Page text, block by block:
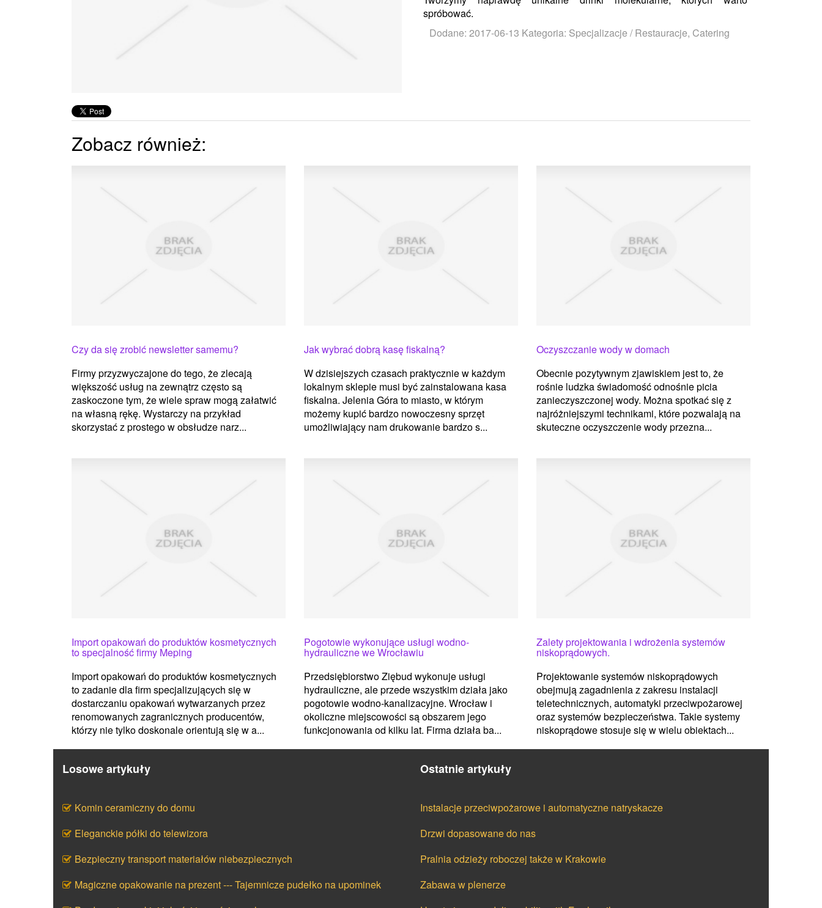
spróbować.
Dodane: 2017-06-13 Kategoria: Specjalizacje / Restauracje, Catering
Zobacz również:
Czy da się zrobić newsletter samemu?
Firmy przyzwyczajone do tego, że zlecają
większość usług na zewnątrz często są
zaskoczone tym, że wiele spraw mogą załatwić
na własną rękę. Wystarczy na przykład
skorzystać z prostego w obsłudze narz...
Jak wybrać dobrą kasę fiskalną?
W dzisiejszych czasach praktycznie w każdym
lokalnym sklepie musi być zainstalowana kasa
fiskalna. Jelenia Góra to miasto, w którym
możemy kupić bardzo nowoczesny sprzęt
umożliwiający nam drukowanie bardzo s...
Oczyszczanie wody w domach
Obecnie pozytywnym zjawiskiem jest to, że
rośnie ludzka świadomość odnośnie picia
zanieczyszczonej wody. Można spotkać się z
najróżniejszymi technikami, które pozwalają na
skuteczne oczyszczenie wody przezna...
Import opakowań do produktów kosmetycznych
to specjalność firmy Meping
Import opakowań do produktów kosmetycznych
to zadanie dla firm specjalizujących się w
dostarczaniu opakowań wytwarzanych przez
renomowanych zagranicznych producentów,
którzy nie tylko doskonale orientują się w a...
Pogotowie wykonujące usługi wodno-
hydrauliczne we Wrocławiu
Przedsiębiorstwo Ziębud wykonuje usługi
hydrauliczne, ale przede wszystkim działa jako
pogotowie wodno-kanalizacyjne. Wrocław i
okoliczne miejscowości są obszarem jego
funkcjonowania od kilku lat. Firma działa ba...
Zalety projektowania i wdrożenia systemów
niskoprądowych.
Projektowanie systemów niskoprądowych
obejmują zagadnienia z zakresu instalacji
teletechnicznych, automatyki przeciwpożarowej
oraz systemów bezpieczeństwa. Takie systemy
niskoprądowe stosuje się w wielu obiektach...
Losowe artykuły
Komin ceramiczny do domu
Eleganckie półki do telewizora
Bezpieczny transport materiałów niebezpiecznych
Magiczne opakowanie na prezent --- Tajemnicze pudełko na upominek
Ostatnie artykuły
Instalacje przeciwpożarowe i automatyczne natryskacze
Drzwi dopasowane do nas
Pralnia odzieży roboczej także w Krakowie
Zabawa w plenerze